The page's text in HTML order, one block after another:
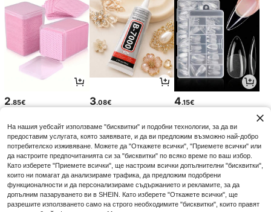
2.85€ 3.08€ 4.15€
На нашия уебсайт използваме "бисквитки" и подобни технологии, за да ви
предоставим услугата, която заявявате, и да ви предложим възможно най-добро
потребителско изживяване. Можете да "Откажете всички", "Приемете всички" или
да настроите предпочитанията си за "бисквитки" по всяко време по ваш избор.
Като изберете "Приемете всички", ще настроим всички допълнителни "бисквитки",
които ни помагат да анализираме трафика, да предложим подобрени
функционалности и да персонализираме съдържанието и рекламите, за да
допълним пазаруването ви в SHEIN. Като изберете "Откажете всички", ще
разрешите използването само на строго необходимите "бисквитки", които правят